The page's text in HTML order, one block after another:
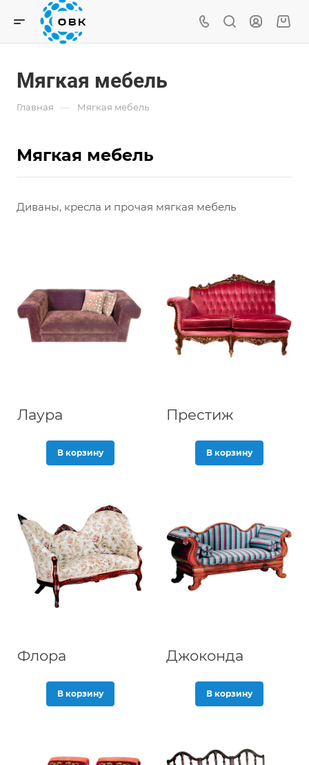
Мягкая мебель
Главная — Мягкая мебель
Мягкая мебель
Диваны, кресла и прочая мягкая мебель
Лаура
В корзину
Престиж
В корзину
Флора
В корзину
Джоконда
В корзину